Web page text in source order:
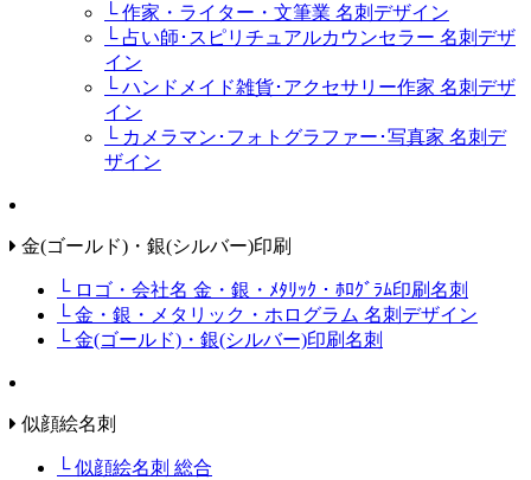
└ 作家・ライター・文筆業 名刺デザイン
└ 占い師･スピリチュアルカウンセラー 名刺デザ
イン
└ ハンドメイド雑貨･アクセサリー作家 名刺デザ
イン
└ カメラマン･フォトグラファー･写真家 名刺デ
ザイン
金(ゴールド)・銀(シルバー)印刷
└ ロゴ・会社名 金・銀・ﾒﾀﾘｯｸ・ﾎﾛｸﾞﾗﾑ印刷名刺
└ 金・銀・メタリック・ホログラム 名刺デザイン
└ 金(ゴールド)・銀(シルバー)印刷名刺
似顔絵名刺
└ 似顔絵名刺 総合